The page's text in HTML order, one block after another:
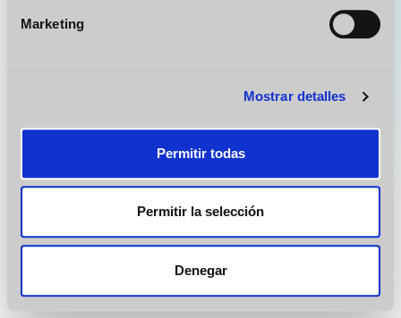
para buscar características específicas (huellas
digitales)
. Puede cambiar o retirar su
Las cookies de este sitio web se usan para personalizar
el contenido y los anuncios, ofrecer funciones de redes
información sobre el uso que haga del sitio web con
nuestros partners de redes sociales, publicidad y análisis
web, quienes pueden combinarla con otra información
Marketing
Mostrar detalles
Permitir todas
Permitir la selección
Denegar